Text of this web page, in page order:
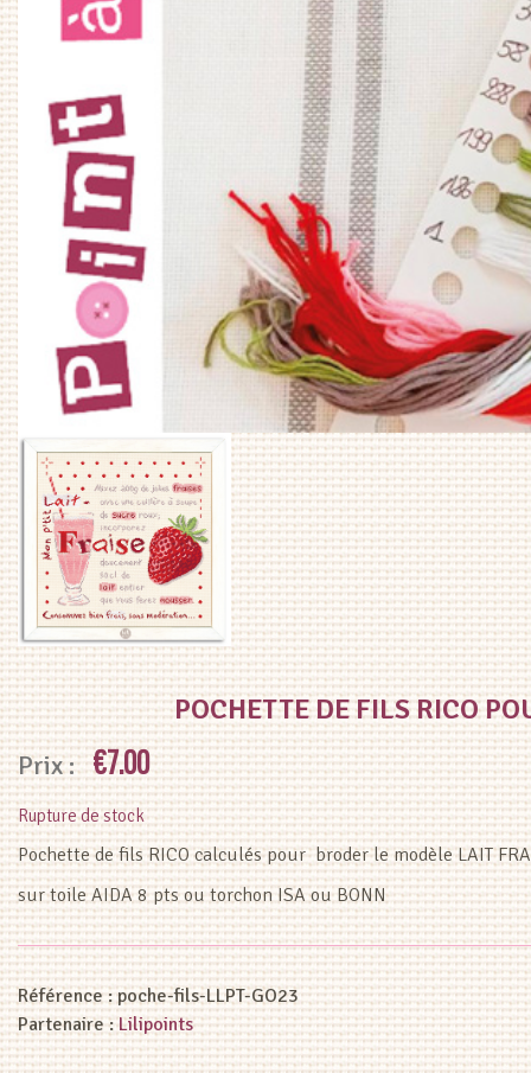
POCHETTE DE FILS RICO
€7.00
Rupture de stock
Pochette de fils RICO calculés pour broder le modèle LAIT
sur toile AIDA 8 pts ou torchon ISA ou BONN
Référence :poche-fils-LLPT-GO23
Partenaire :Lilipoints